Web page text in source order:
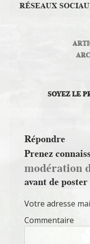
RÉSEAUX
SOYEZ LE
Répondre
Prenez
modération
avant de
Votre adresse
Commentaire